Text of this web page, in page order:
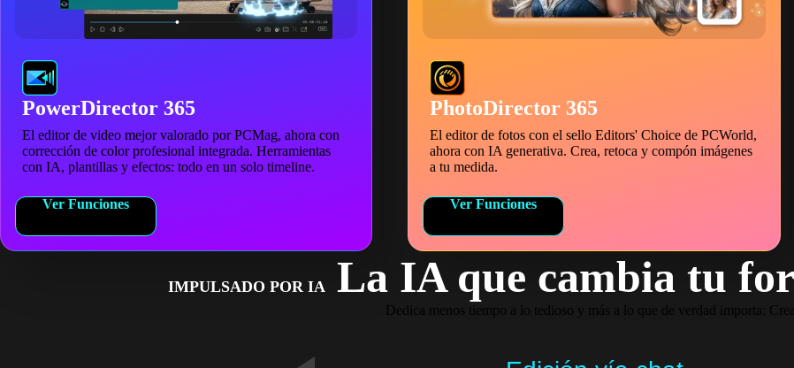
PowerDirector 365
El editor de video mejor valorado por PCMag, ahora con
corrección de color profesional integrada. Herramientas
con IA, plantillas y efectos: todo en un solo timeline.
Ver Funciones
PhotoDirector 365
El editor de fotos con el sello Editors' Choice de PCWorld,
ahora con IA generativa. Crea, retoca y compón imágenes
a tu medida.
Ver Funciones
IMPULSADO POR IA La IA que cambia tu
Dedica menos tiempo a lo tedioso y más a lo que de verdad importa: